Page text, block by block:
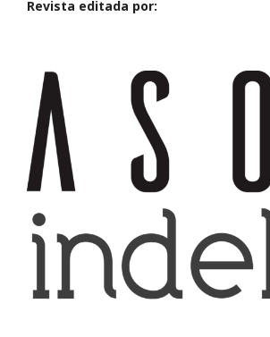
Revista editada por: